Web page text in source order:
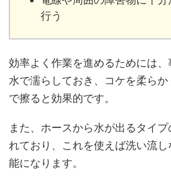
行う
効率よく作業を進めるためには
水で濡らしておき、コケを柔ら
で擦ると効果的です。
また、ホースから水が出るタイ
れており、これを使えば洗い流
能になります。